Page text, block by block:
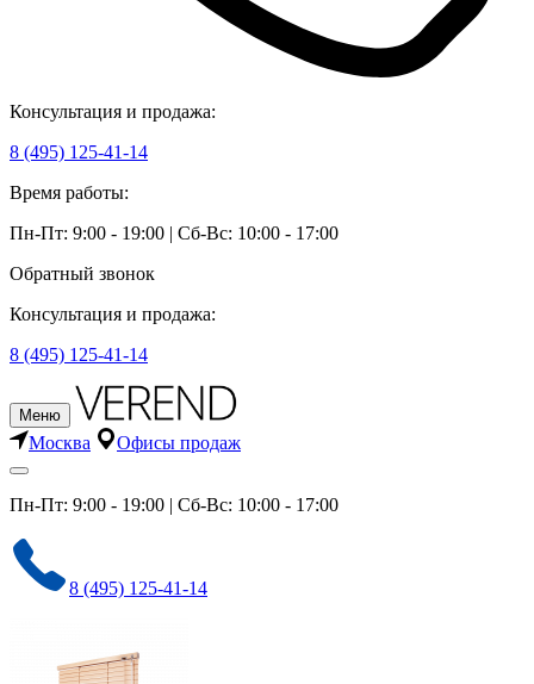
Консультация и продажа:
8 (495) 125-41-14
Время работы:
Пн-Пт: 9:00 - 19:00 | Сб-Вс: 10:00 - 17:00
Обратный звонок
Консультация и продажа:
8 (495) 125-41-14
Меню
Москва Офисы продаж
Пн-Пт: 9:00 - 19:00 | Сб-Вс: 10:00 - 17:00
8 (495) 125-41-14